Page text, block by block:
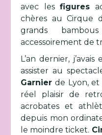
avec lesfigures
chères au Cirque
grands
accessoirement de
L’an dernier,
assister au
Garnier de Lyon, et
réel plaisir de
acrobates et
depuis mon
le moindre ticket.